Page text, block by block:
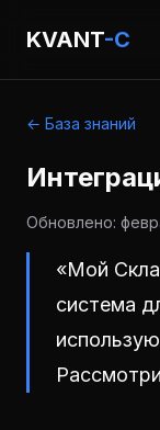
KVANT-C
← База знаний
Обновлено:
«Мой
система